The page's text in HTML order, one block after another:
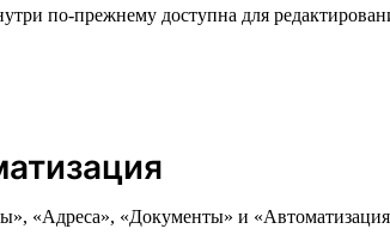
по-прежнему доступна для
«Адреса», «Документы» и